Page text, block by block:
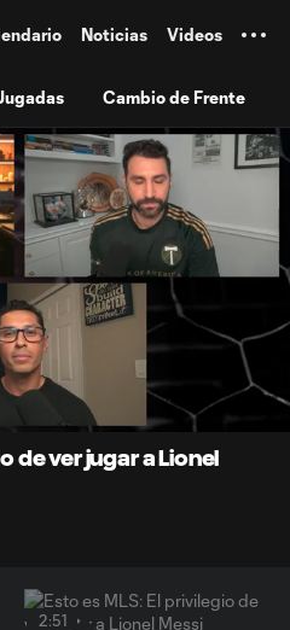
Noticias Videos
Cambio de Frente
2:51
de ver jugar a Lionel
2:51